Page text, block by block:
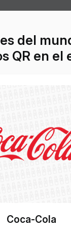
del
QR en el
Coca-Cola